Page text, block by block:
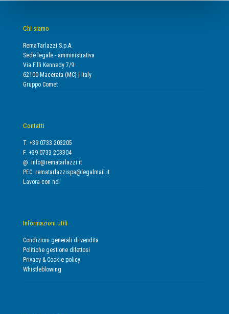
Chi siamo
RemaTarlazzi S.p.A.
Sede legale - amministrativa
Via F.lli Kennedy 7/9
62100 Macerata (MC) | Italy
Gruppo Comet
Contatti
T. +39 0733 203205
F. +39 0733 203304
@. info@rematarlazzi.it
PEC. rematarlazzispa@legalmail.it
Lavora con noi
Informazioni utili
Condizioni generali di vendita
Politiche gestione difettosi
Privacy & Cookie policy
Whistleblowing